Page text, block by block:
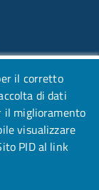
il corretto
di dati
il miglioramento
visualizzare
PID al link